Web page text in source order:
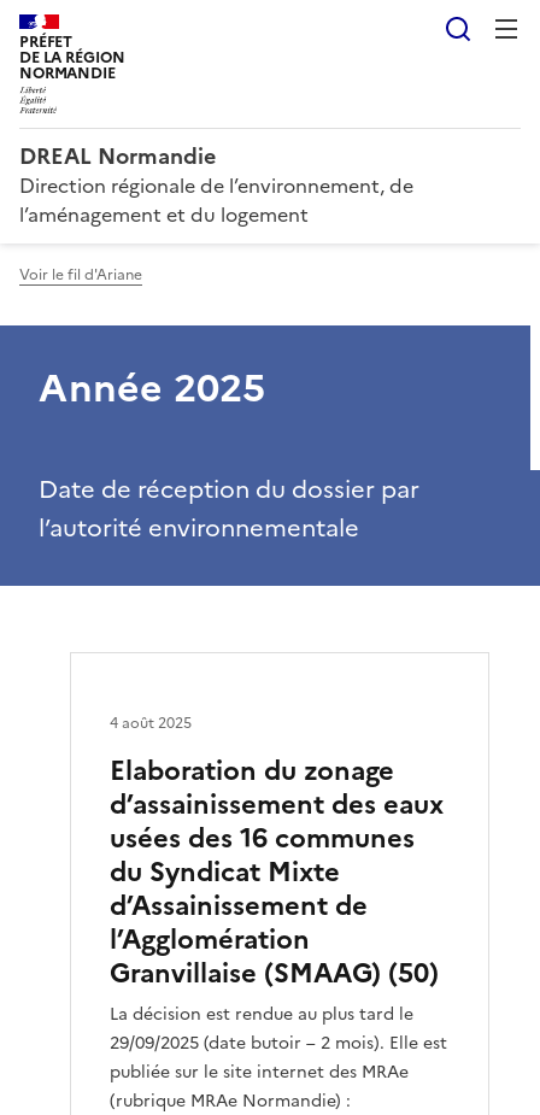
PRÉFET
DE LA RÉGION
NORMANDIE
DREAL Normandie
Direction régionale de l’environnement, de
l’aménagement et du logement
Voir le fil d'Ariane
Année 2025
Date de réception du dossier par
l’autorité environnementale
Elaboration du zonage
d’assainissement des eaux
usées des 16 communes
du Syndicat Mixte
d’Assainissement de
l’Agglomération
Granvillaise (SMAAG) (50)
La décision est rendue au plus tard le
29/09/2025 (date butoir – 2 mois). Elle est
publiée sur le site internet des MRAe
(rubrique MRAe Normandie) :
4 août 2025